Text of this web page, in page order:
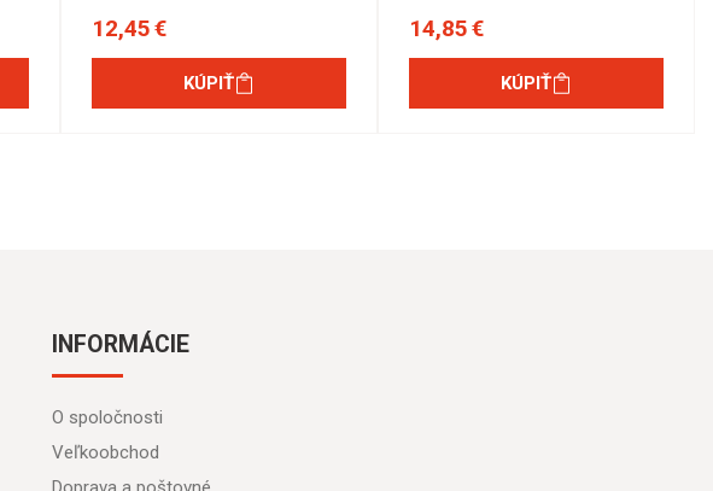
12,45 €
KÚPIŤ
14,85 €
KÚPIŤ
INFORMÁCIE
O spoločnosti
Veľkoobchod